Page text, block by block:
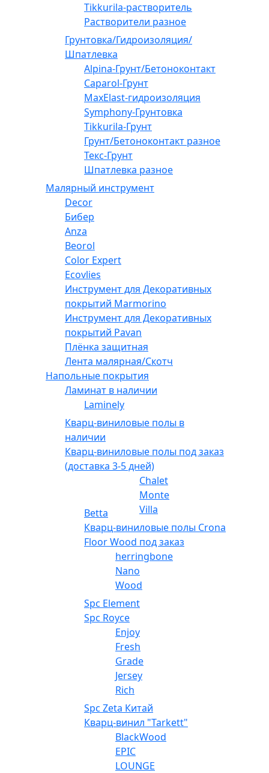
Tikkurila-растворитель
Растворители разное
Грунтовка/Гидроизоляция/
Шпатлевка
Alpina-Грунт/Бетоноконтакт
Caparol-Грунт
MaxElast-гидроизоляция
Symphony-Грунтовка
Tikkurila-Грунт
Грунт/Бетоноконтакт разное
Текс-Грунт
Шпатлевка разное
Малярный инструмент
Decor
Бибер
Anza
Beorol
Color Expert
Ecovlies
Инструмент для Декоративных
покрытий Marmorino
Инструмент для Декоративных
покрытий Pavan
Плёнка защитная
Лента малярная/Скотч
Напольные покрытия
Ламинат в наличии
Laminely
Кварц-виниловые полы в
наличии
Кварц-виниловые полы под заказ
(доставка 3-5 дней)
Betta
Chalet
Monte
Villa
Кварц-виниловые полы Crona
Floor Wood под заказ
herringbone
Nano
Wood
Spc Element
Spc Royce
Enjoy
Fresh
Grade
Jersey
Rich
Spc Zeta Китай
Кварц-винил "Tarkett"
BlackWood
EPIC
LOUNGE